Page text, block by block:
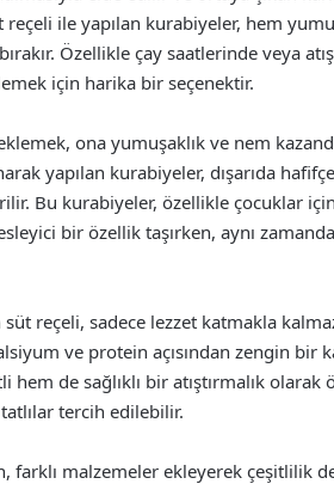
reçeli ile yapılan kurabiyeler, hem
Özellikle çay saatlerinde veya
için harika bir seçenektir.
ona yumuşaklık ve nem
yapılan kurabiyeler, dışarıda hafifçe
Bu kurabiyeler, özellikle çocuklar
bir özellik taşırken, aynı
reçeli, sadece lezzet katmakla
ve protein açısından zengin bir
de sağlıklı bir atıştırmalık olarak
tercih edilebilir.
farklı malzemeler ekleyerek çeşitlilik